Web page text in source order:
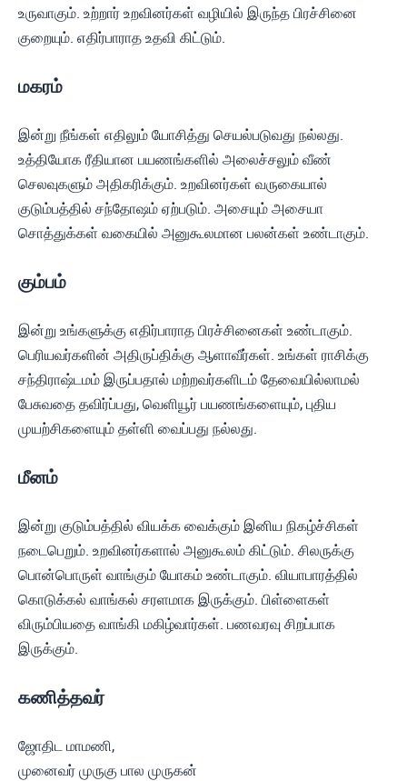
உருவாகும். உற்றார் உறவினர்கள் வழியில் இருந்த பிரச்சினை
குறையும். எதிர்பாராத உதவி கிட்டும்.
மகரம்
இன்று நீங்கள் எதிலும் யோசித்து செயல்படுவது நல்லது.
உத்தியோக ரீதியான பயணங்களில் அலைச்சலும் வீண்
செலவுகளும் அதிகரிக்கும். உறவினர்கள் வருகையால்
குடும்பத்தில் சந்தோஷம் ஏற்படும். அசையும் அசையா
சொத்துக்கள் வகையில் அனுகூலமான பலன்கள் உண்டாகும்.
கும்பம்
இன்று உங்களுக்கு எதிர்பாராத பிரச்சினைகள் உண்டாகும்.
பெரியவர்களின் அதிருப்திக்கு ஆளாவீர்கள். உங்கள் ராசிக்கு
சந்திராஷ்டமம் இருப்பதால் மற்றவர்களிடம் தேவையில்லாமல்
பேசுவதை தவிர்ப்பது, வெளியூர் பயணங்களையும், புதிய
முயற்சிகளையும் தள்ளி வைப்பது நல்லது.
மீனம்
இன்று குடும்பத்தில் வியக்க வைக்கும் இனிய நிகழ்ச்சிகள்
நடைபெறும். உறவினர்களால் அனுகூலம் கிட்டும். சிலருக்கு
பொன்பொருள் வாங்கும் யோகம் உண்டாகும். வியாபாரத்தில்
கொடுக்கல் வாங்கல் சரளமாக இருக்கும். பிள்ளைகள்
விரும்பியதை வாங்கி மகிழ்வார்கள். பணவரவு சிறப்பாக
இருக்கும்.
கணித்தவர்
ஜோதிட மாமணி,
முனைவர் முருகு பால முருகன்